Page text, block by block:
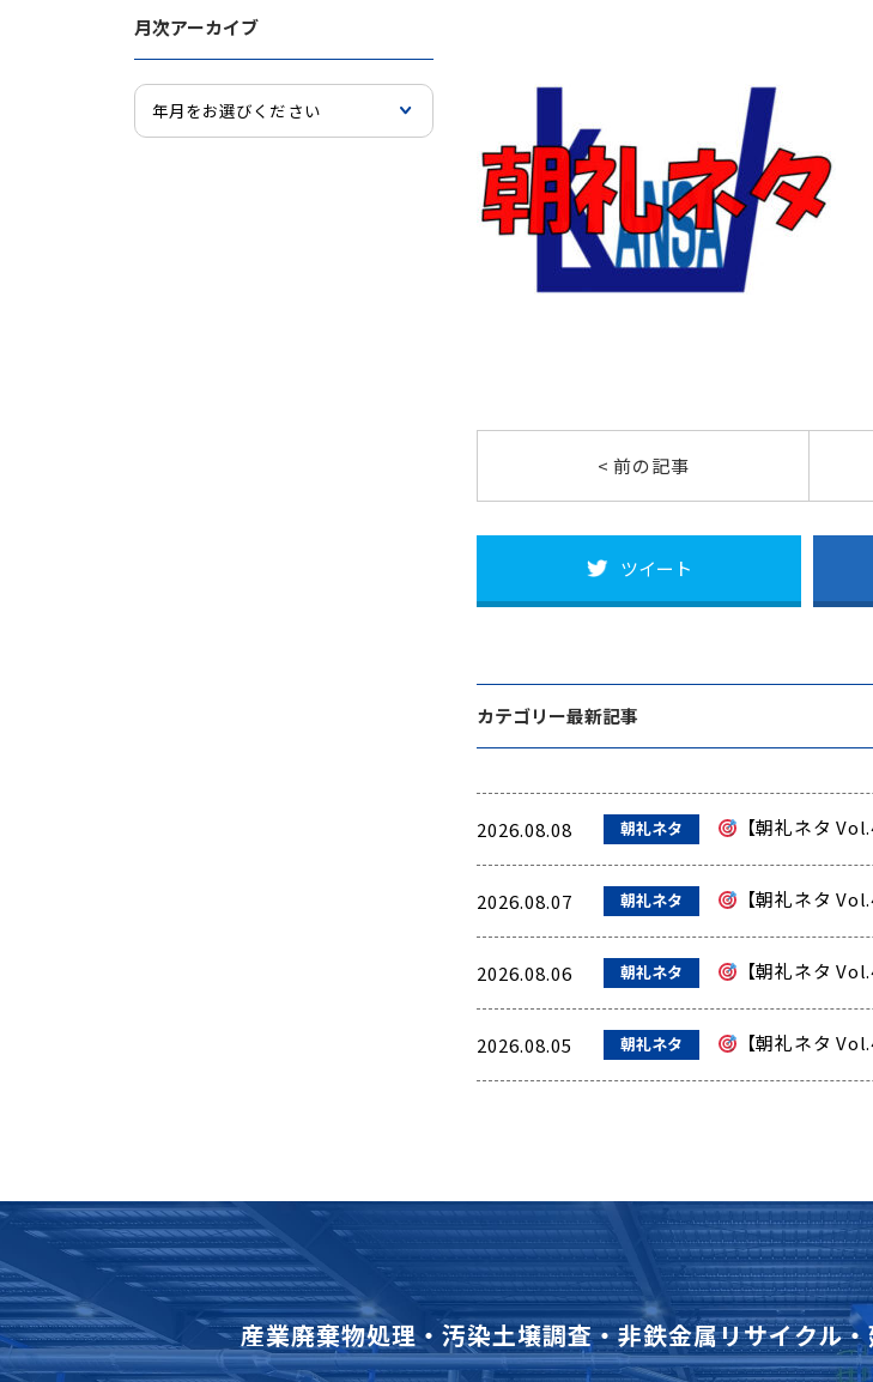
月次アーカイブ
< 前の記事
ツイート
カテゴリー最新記事
2026.08.08 朝礼ネタ 【朝礼ネタ
2026.08.07 朝礼ネタ 【朝礼ネタ
2026.08.06 朝礼ネタ 【朝礼ネタ
2026.08.05 朝礼ネタ 【朝礼ネタ
産業廃棄物処理・汚染土壌調査・非鉄金属リサイクル